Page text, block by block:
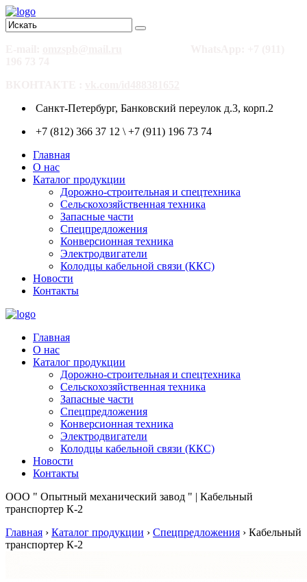
Санкт-Петербург, Банковский переулок д.3, корп.2
+7 (812) 366 37 12 \ +7 (911) 196 73 74
Главная
О нас
Каталог продукции
Дорожно-строительная и спецтехника
Сельскохозяйственная техника
Запасные части
Спецпредложения
Конверсионная техника
Электродвигатели
Колодцы кабельной связи (ККС)
Новости
Контакты
Главная
О нас
Каталог продукции
Дорожно-строительная и спецтехника
Сельскохозяйственная техника
Запасные части
Спецпредложения
Конверсионная техника
Электродвигатели
Колодцы кабельной связи (ККС)
Новости
Контакты
ООО " Опытный механический завод " | Кабельный
транспортер К-2
Главная › Каталог продукции › Спецпредложения › Кабельный
транспортер К-2